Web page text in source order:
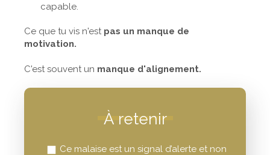
capable.
Ce que tu vis n'est pas un manque de
motivation.
C'est souvent un manque d'alignement.
À retenir
Ce malaise est un signal d’alerte et non